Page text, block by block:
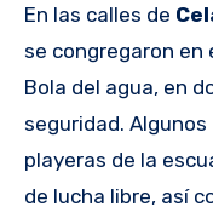
En las calles de
se congregaron en
Bola del agua, en
seguridad.
playeras de la
de lucha libre, así